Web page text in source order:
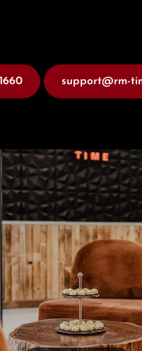
support@rm-
uns